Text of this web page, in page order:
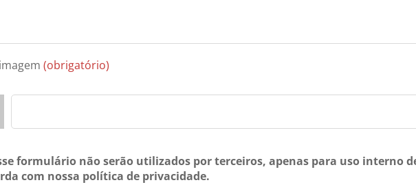
(obrigatório)
formulário não serão utilizados por terceiros, apenas para uso interno
com nossa política de privacidade.